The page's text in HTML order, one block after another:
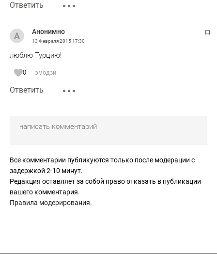
Ответить
Анонимно
13 Февраля 201517:30
люблю Турцию!
0 эмодзи
Ответить
Все комментарии публикуются только после модерации с
задержкой 2-10 минут.
Редакция оставляет за собой право отказать в публикации
вашего комментария.
Правила модерирования.